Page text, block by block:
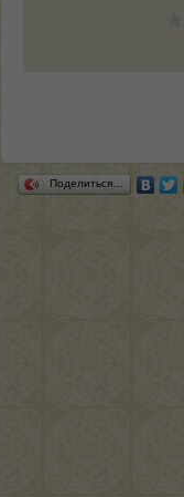
Поделиться…